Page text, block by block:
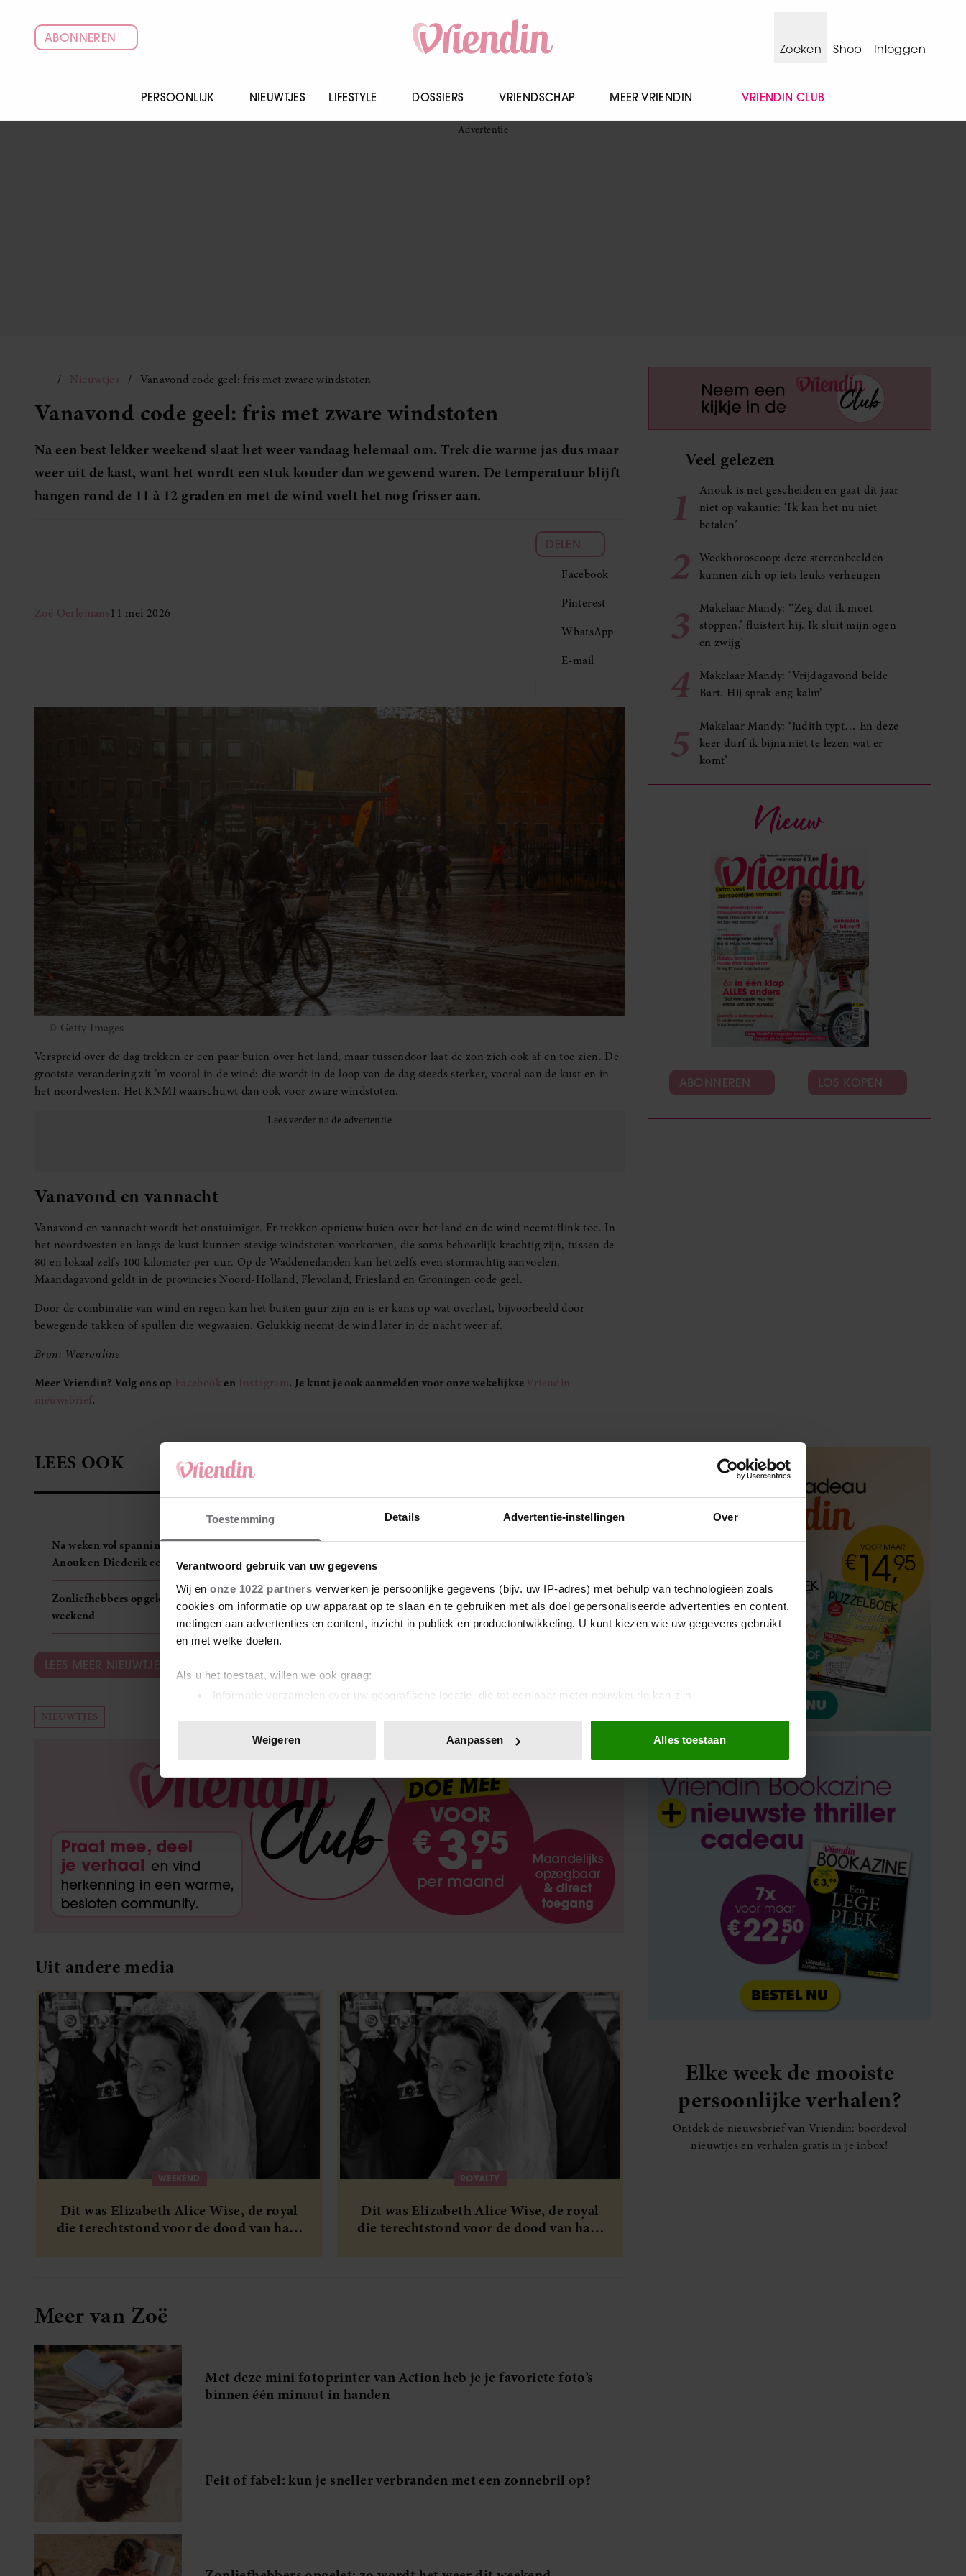
Toestemming Details Advertentie-instellingen Over
Verantwoord gebruik van uw gegevens
Wij en onze 1022 partners verwerken je persoonlijke gegevens (bijv. uw IP-adres) met behulp van technologieën zoals
cookies om informatie op uw apparaat op te slaan en te gebruiken met als doel gepersonaliseerde advertenties en content,
metingen aan advertenties en content, inzicht in publiek en productontwikkeling. U kunt kiezen wie uw gegevens gebruikt
en met welke doelen.
Als u het toestaat, willen we ook graag:
Informatie verzamelen over uw geografische locatie, die tot een paar meter nauwkeurig kan zijn
Uw apparaat identificeren door het actief te scannen op specifieke eigenschappen (fingerprinting)
toestemming op elk moment wijzigen of intrekken in de Cookieverklaring.
We gebruiken cookies om content en advertenties te personaliseren, om functies voor social media te bieden en om ons
websiteverkeer te analyseren. Ook delen we informatie over uw gebruik van onze site met onze partners voor social
media, adverteren en analyse. Deze partners kunnen deze gegevens combineren met andere informatie die u aan ze heeft
verstrekt of die ze hebben verzameld op basis van uw gebruik van hun services. U gaat akkoord met onze cookies als u
onze website blijft gebruiken.
Weigeren Aanpassen Alles toestaan
ABONNEREN
Zoeken
Shop Inloggen
PERSOONLIJK NIEUWTJES LIFESTYLE DOSSIERS VRIENDSCHAP MEER VRIENDIN VRIENDIN CLUB
Nieuwtjes Vanavond code geel: fris met zware windstoten
Vanavond code geel: fris met zware windstoten
Na een best lekker weekend slaat het weer vandaag helemaal om. Trek die warme jas dus maar
weer uit de kast, want het wordt een stuk kouder dan we gewend waren. De temperatuur blijft
hangen rond de 11 à 12 graden en met de wind voelt het nog frisser aan.
Zoë Oerlemans11 mei 2026
DELEN
Facebook
Pinterest
WhatsApp
E-mail
© Getty Images
Verspreid over de dag trekken er een paar buien over het land, maar tussendoor laat de zon zich ook af en toe zien. De
grootste verandering zit ’m vooral in de wind: die wordt in de loop van de dag steeds sterker, vooral aan de kust en in
het noordwesten. Het KNMI waarschuwt dan ook voor zware windstoten.
het noordwesten en langs de kust kunnen stevige windstoten voorkomen, die soms behoorlijk krachtig zijn, tussen de
80 en lokaal zelfs 100 kilometer per uur. Op de Waddeneilanden kan het zelfs even stormachtig aanvoelen.
Maandagavond geldt in de provincies Noord-Holland, Flevoland, Friesland en Groningen code geel.
Door de combinatie van wind en regen kan het buiten guur zijn en is er kans op wat overlast, bijvoorbeeld door
bewegende takken of spullen die wegwaaien. Gelukkig neemt de wind later in de nacht weer af.
Bron: Weeronline
nieuwsbrief.
Na weken vol spanning zetten De Bondgenoten-
Anouk en Diederik een volgende stap
Zonliefhebbers opgelet: zo wordt het weer dit
Cas Jansen deelt het geheim achter zijn lange
huwelijk: ‘Geef elkaar vrijheid’
de vrijheid die ik heb’
LEES MEER NIEUWTJES
NIEUWTJES
Dit was Elizabeth Alice Wise, de royal
die terechtstond voor de dood van haar
baby
Dit was Elizabeth Alice Wise, de royal
die terechtstond voor de dood van haar
baby
SANTE
Veel gelezen
1
Anouk is net gescheiden en gaat dit jaar
niet op vakantie: ‘Ik kan het nu niet
betalen’
2
Weekhoroscoop: deze sterrenbeelden
kunnen zich op iets leuks verheugen
3
Makelaar Mandy: ‘‘Zeg dat ik moet
stoppen,’ fluistert hij. Ik sluit mijn ogen
en zwijg’
4
Makelaar Mandy: ‘Vrijdagavond belde
Bart. Hij sprak eng kalm’
5
Makelaar Mandy: ‘Judith typt… En deze
keer durf ik bijna niet te lezen wat er
komt’
Nieuw
ABONNEREN LOS KOPEN
Elke week de mooiste
persoonlijke verhalen?
Ontdek de nieuwsbrief van Vriendin: boordevol
nieuwtjes en verhalen gratis in je inbox!